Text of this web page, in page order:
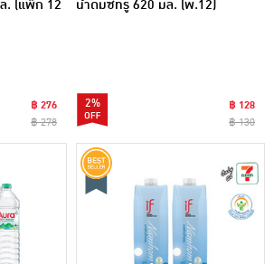
. (แพ็ก 12
฿ 276
฿ 278
น้ำดื่มซีทรู 620 มล. (พ.12)
2%
฿ 128
฿ 130